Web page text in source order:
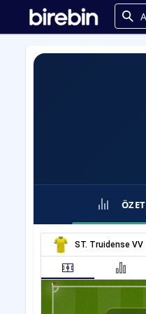
ÖZET
ST. Truidense VV